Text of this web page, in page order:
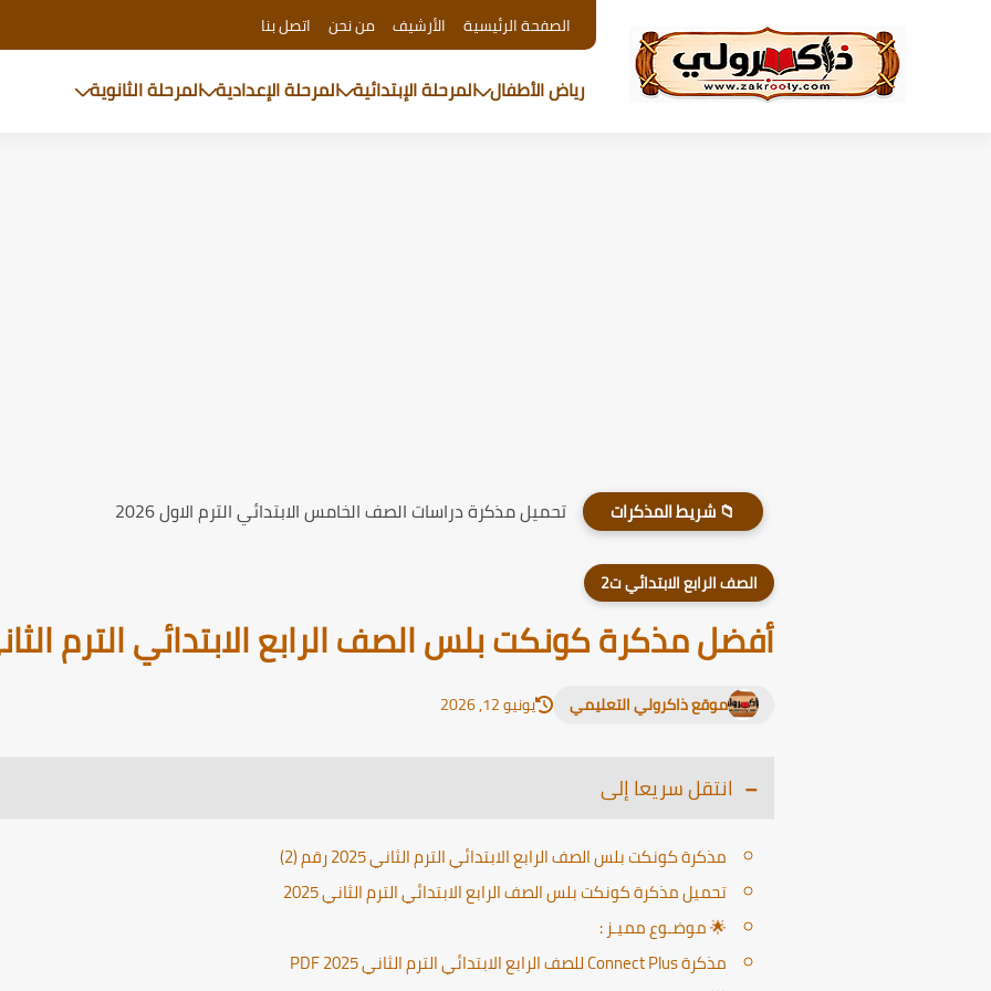
الصفحة الرئيسية الأرشيف من نحن اتصل بنا
رياض الأطفال المرحلة الإبتدائية المرحلة الإعدادية المرحلة الثانوية
📁 شريط المذكرات تحميل مذكرة دراسات الصف الخامس الابتدائي الترم الاول 2026
الصف الرابع الابتدائي ت2
أفضل مذكرة كونكت بلس الصف الرابع الابتدائي الترم الثاني
موقع ذاكرولي التعليمي يونيو 12, 2026
انتقل سريعا إلى
مذكرة كونكت بلس الصف الرابع الابتدائي الترم الثاني 2025 رقم (2)
تحميل مذكرة كونكت بلس الصف الرابع الابتدائي الترم الثاني 2025
🌟 موضـوع مميـز :
مذكرة Connect Plus للصف الرابع الابتدائي الترم الثاني 2025 PDF